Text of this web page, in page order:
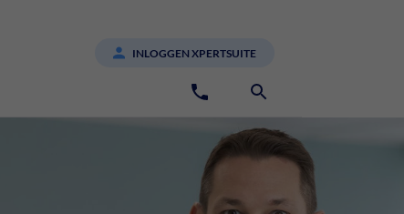
INLOGGEN XPERTSUITE
088 1810 000